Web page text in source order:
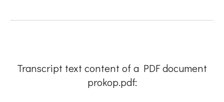
Transcript text content of a PDF document
prokop.pdf: